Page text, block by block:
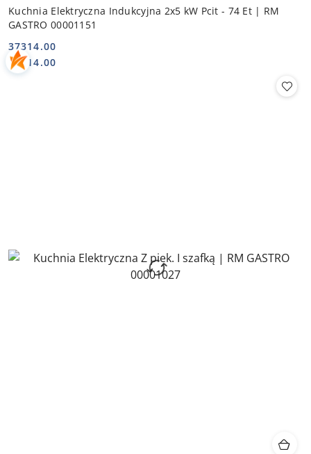
Kuchnia Elektryczna Indukcyjna 2x5 kW Pcit - 74 Et | RM
GASTRO 00001151
Cena:
37314.00
Cena:
37314.00